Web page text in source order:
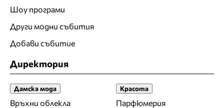
Шоу програми
Други модни събития
Добави събитие
Директория
Дамска мода
Връхни облекла
Красота
Парфюмерия